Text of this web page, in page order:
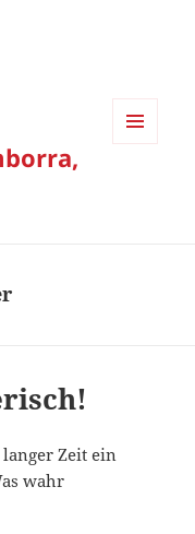
Zeit ein
wahr